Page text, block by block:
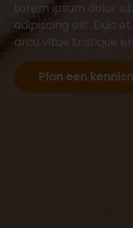
Lorem ipsum dolor
adipiscing elit. Duis
arcu vitae tristique
Plan een